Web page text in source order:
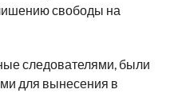
свободы на
следователями, были
для вынесения в